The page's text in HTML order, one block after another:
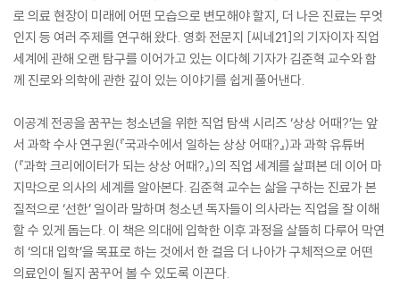
로 의료 현장이 미래에 어떤 모습으로 변모해야 할지, 더 나은 진료는 무엇
인지 등 여러 주제를 연구해 왔다. 영화 전문지 [씨네21]의 기자이자 직업
세계에 관해 오랜 탐구를 이어가고 있는 이다혜 기자가 김준혁 교수와 함
께 진로와 의학에 관한 깊이 있는 이야기를 쉽게 풀어낸다.
이공계 전공을 꿈꾸는 청소년을 위한 직업 탐색 시리즈 ‘상상 어때?’는 앞
서 과학 수사 연구원(『국과수에서 일하는 상상 어때?』)과 과학 유튜버
(『과학 크리에이터가 되는 상상 어때?』)의 직업 세계를 살펴본 데 이어 마
지막으로 의사의 세계를 알아본다. 김준혁 교수는 삶을 구하는 진료가 본
질적으로 ‘선한’ 일이라 말하며 청소년 독자들이 의사라는 직업을 잘 이해
할 수 있게 돕는다. 이 책은 의대에 입학한 이후 과정을 살뜰히 다루어 막연
히 ‘의대 입학’을 목표로 하는 것에서 한 걸음 더 나아가 구체적으로 어떤
의료인이 될지 꿈꾸어 볼 수 있도록 이끈다.